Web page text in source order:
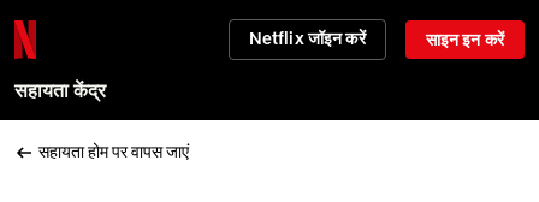
Netflix जॉइन करें साइन इन करें
सहायता केंद्र
सहायता होम पर वापस जाएं